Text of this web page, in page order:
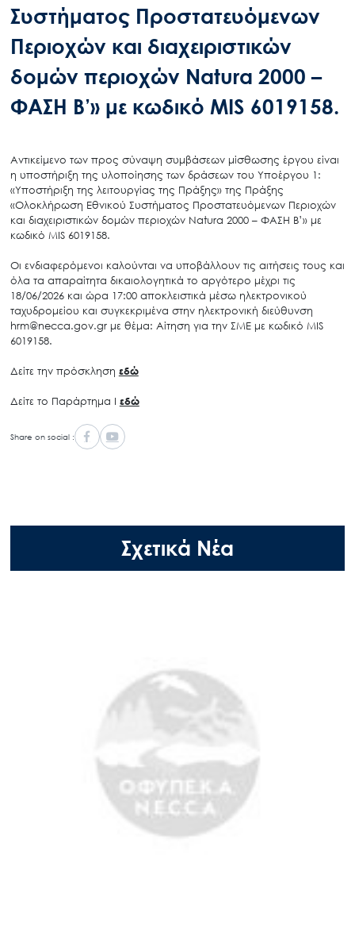
Συστήματος Προστατευόμενων
Περιοχών και διαχειριστικών
δομών περιοχών Natura 2000 –
ΦΑΣΗ Β’» με κωδικό MIS 6019158.
Αντικείμενο των προς σύναψη συμβάσεων μίσθωσης έργου είναι
η υποστήριξη της υλοποίησης των δράσεων του Υποέργου 1:
«Υποστήριξη της λειτουργίας της Πράξης» της Πράξης
«Ολοκλήρωση Εθνικού Συστήματος Προστατευόμενων Περιοχών
και διαχειριστικών δομών περιοχών Natura 2000 – ΦΑΣΗ Β’» με
κωδικό MIS 6019158.
Οι ενδιαφερόμενοι καλούνται να υποβάλλουν τις αιτήσεις τους και
όλα τα απαραίτητα δικαιολογητικά το αργότερο μέχρι τις
18/06/2026 και ώρα 17:00 αποκλειστικά μέσω ηλεκτρονικού
ταχυδρομείου και συγκεκριμένα στην ηλεκτρονική διεύθυνση
hrm@necca.gov.gr με θέμα: Αίτηση για την ΣΜΕ με κωδικό MIS
6019158.
Δείτε την πρόσκληση εδώ
Δείτε το Παράρτημα Ι εδώ
Share on social :
Σχετικά Νέα